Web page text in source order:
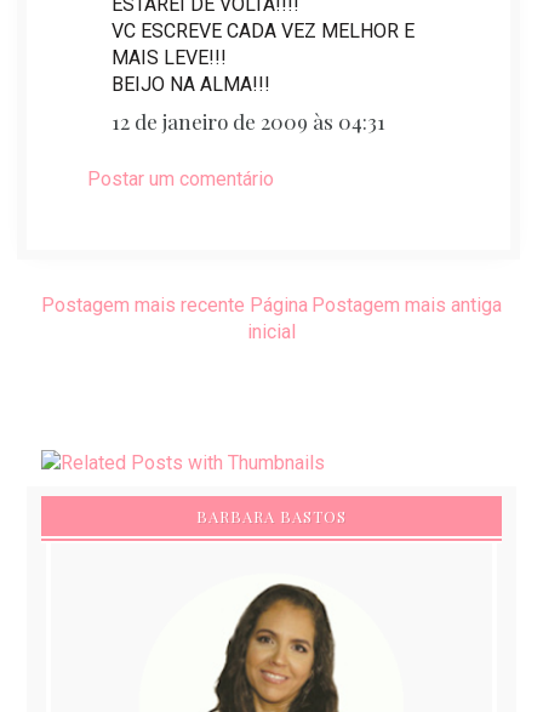
VC ESCREVE CADA VEZ MELHOR E
MAIS LEVE!!!
BEIJO NA ALMA!!!
12 de janeiro de 2009 às 04:31
Postar um comentário
Postagem mais recente Postagem mais antiga
Página
inicial
BARBARA BASTOS